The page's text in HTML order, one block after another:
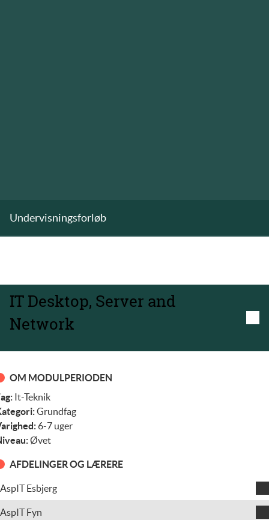
Undervisningsforløb
IT Desktop, Server and
Network
OM MODULPERIODEN
It-Teknik
Grundfag
6-7 uger
Øvet
AFDELINGER OG LÆRERE
AspIT Esbjerg
Peter Asmussen
AspIT Fyn